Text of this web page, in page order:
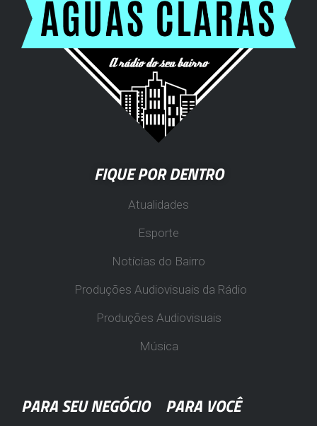
FIQUE POR DENTRO
Atualidades
Esporte
Notícias do Bairro
Produções Audiovisuais da Rádio
Produções Audiovisuais
Música
PARA SEU NEGÓCIO PARA VOCÊ